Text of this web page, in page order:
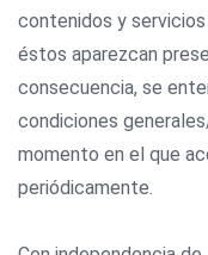
contenidos y
éstos aparezcan
consecuencia, se
condiciones
momento en el que
periódicamente.